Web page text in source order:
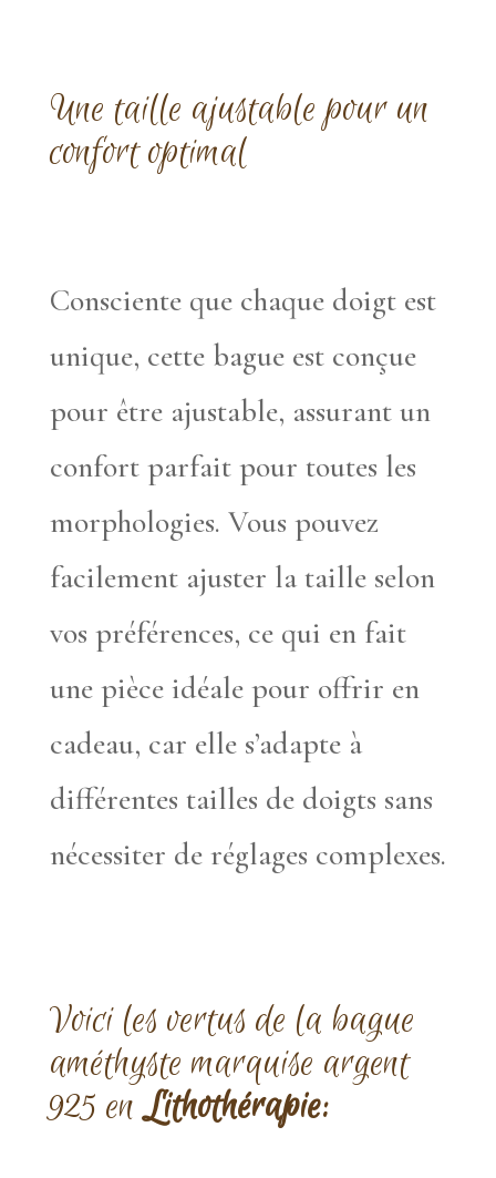
Une taille ajustable pour un
confort optimal
Consciente que chaque doigt est
unique, cette bague est conçue
pour être ajustable, assurant un
confort parfait pour toutes les
morphologies. Vous pouvez
facilement ajuster la taille selon
vos préférences, ce qui en fait
une pièce idéale pour offrir en
cadeau, car elle s’adapte à
différentes tailles de doigts sans
nécessiter de réglages complexes.
Voici les vertus de la bague
améthyste marquise argent
925 en Lithothérapie: